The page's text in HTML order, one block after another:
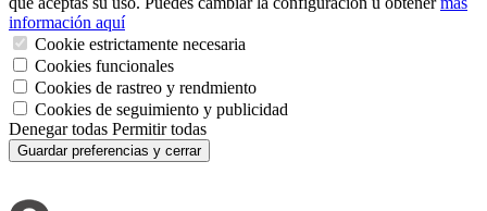
información aquí
Cookie estrictamente necesaria
Cookies funcionales
Cookies de rastreo y rendmiento
Cookies de seguimiento y publicidad
Denegar todas Permitir todas
Guardar preferencias y cerrar